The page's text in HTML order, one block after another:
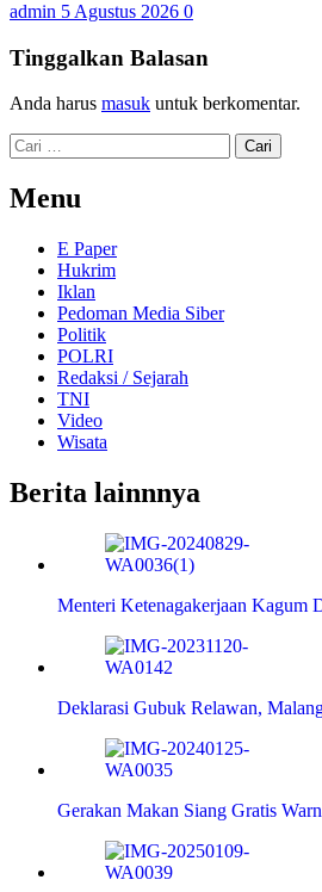
admin 5 Agustus 2026 0
Tinggalkan Balasan
Anda harus masuk untuk berkomentar.
Cari
untuk:
Menu
E Paper
Hukrim
Iklan
Pedoman Media Siber
Politik
POLRI
Redaksi / Sejarah
TNI
Video
Wisata
Berita lainnnya
Menteri Ketenagakerjaan Kagum
Deklarasi Gubuk Relawan,
Gerakan Makan Siang Gratis